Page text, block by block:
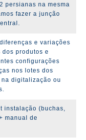
persianas na mesma
fazer a junção
e variações
produtos e
configurações
nos lotes dos
digitalização ou
instalação (buchas,
manual de